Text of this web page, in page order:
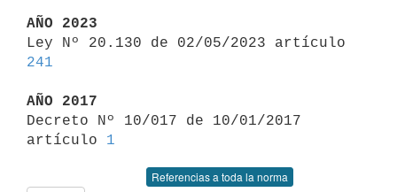
AÑO 2023
241
AÑO 2017
Decreto Nº 10/017 de 10/01/2017
artículo 1
Referencias a toda la norma